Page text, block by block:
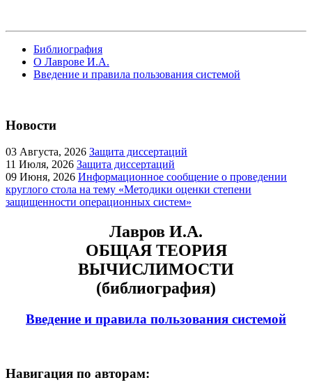
Библиография
О Лаврове И.А.
Введение и правила пользования системой
Новости
03 Августа, 2026 Защита диссертаций
11 Июля, 2026 Защита диссертаций
09 Июня, 2026 Информационное сообщение о проведении
круглого стола на тему «Методики оценки степени
защищенности операционных систем»
Лавров И.А.
ОБЩАЯ ТЕОРИЯ
ВЫЧИСЛИМОСТИ
(библиография)
Введение и правила пользования системой
Навигация по авторам: